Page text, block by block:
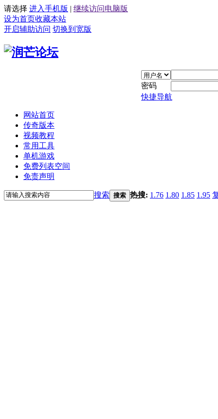
请选择 进入手机版 | 继续访问电脑版
设为首页收藏本站
开启辅助访问 切换到宽版
密码
快捷导航
网站首页
传奇版本
视频教程
常用工具
单机游戏
免费列表空间
免责声明
搜索 搜索 热搜: 1.76 1.80 1.85 1.95